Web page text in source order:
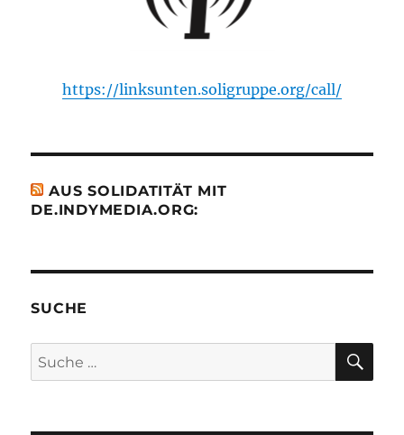
https://linksunten.soligruppe.org/call/
AUS SOLIDATITÄT MIT
DE.INDYMEDIA.ORG:
SUCHE
Suche
nach: